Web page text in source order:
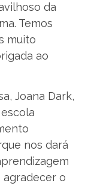
da
Temos
muito
ao
Joana Dark,
nos dará
agradecer o